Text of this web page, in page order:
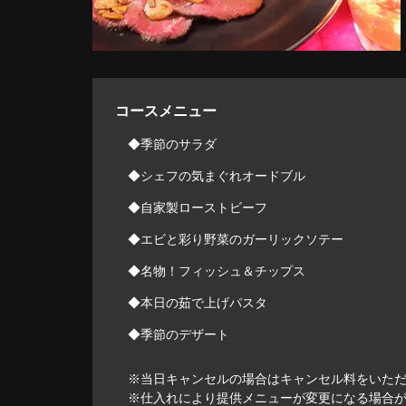
コースメニュー
◆季節のサラダ
◆シェフの気まぐれオードブル
◆自家製ローストビーフ
◆エビと彩り野菜のガーリックソテー
◆名物！フィッシュ＆チップス
◆本日の茹で上げパスタ
◆季節のデザート
※当日キャンセルの場合はキャンセル料をいただ
※仕入れにより提供メニューが変更になる場合が